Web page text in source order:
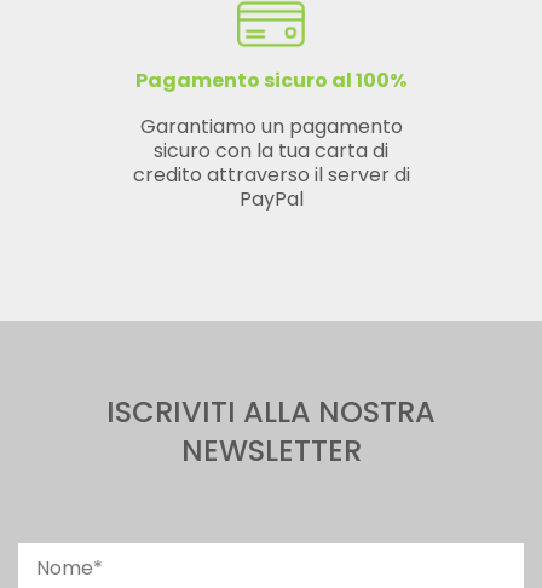
Pagamento sicuro al 100%
Garantiamo un pagamento
sicuro con la tua carta di
credito attraverso il server di
PayPal
ISCRIVITI ALLA NOSTRA
NEWSLETTER